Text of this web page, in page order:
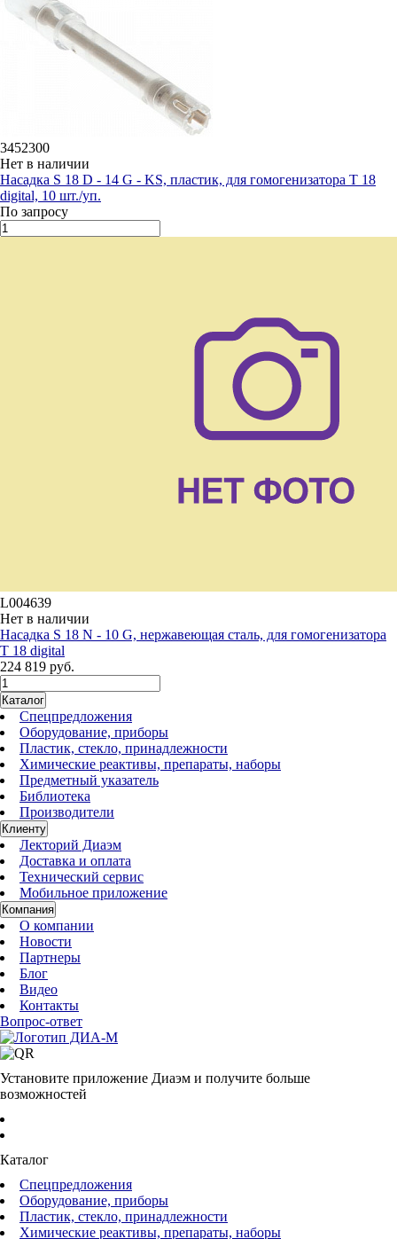
3452300
Нет в наличии
Насадка S 18 D - 14 G - KS, пластик, для гомогенизатора T 18
digital, 10 шт./уп.
По запросу
L004639
Нет в наличии
Насадка S 18 N - 10 G, нержавеющая сталь, для гомогенизатора
T 18 digital
224 819 руб.
Каталог
Спецпредложения
Оборудование, приборы
Пластик, стекло, принадлежности
Химические реактивы, препараты, наборы
Предметный указатель
Библиотека
Производители
Клиенту
Лекторий Диаэм
Доставка и оплата
Технический сервис
Мобильное приложение
Компания
О компании
Новости
Партнеры
Блог
Видео
Контакты
Вопрос-ответ
Установите приложение Диаэм и получите больше
возможностей
Каталог
Спецпредложения
Оборудование, приборы
Пластик, стекло, принадлежности
Химические реактивы, препараты, наборы